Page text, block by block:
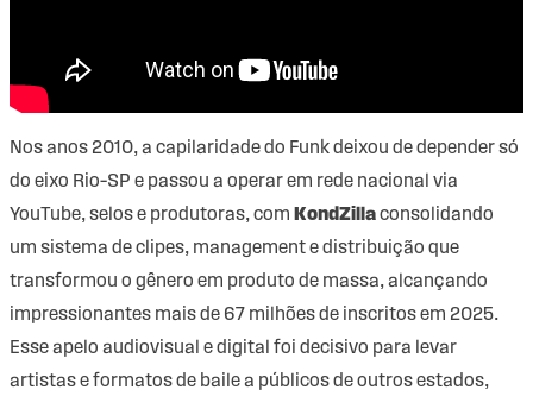
Nos anos 2010, a capilaridade do Funk deixou de depender só
do eixo Rio–SP e passou a operar em rede nacional via
YouTube, selos e produtoras, com KondZillaconsolidando
um sistema de clipes, management e distribuição que
transformou o gênero em produto de massa, alcançando
impressionantes mais de 67 milhões de inscritos em 2025.
Esse apelo audiovisual e digital foi decisivo para levar
artistas e formatos de baile a públicos de outros estados,